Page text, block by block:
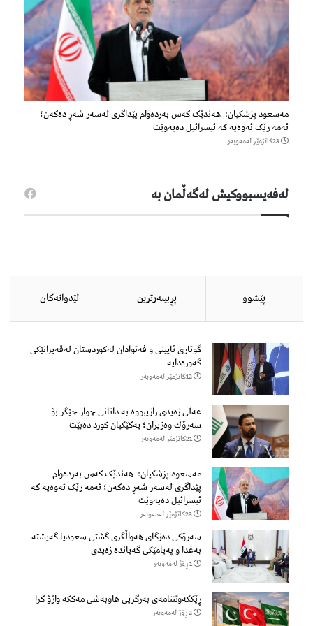
مەسعود پزشكیان: هەندێک کەس بەردەوام پێداگری لەسەر شەڕ دەكەن؛
ئەمە رێک ئەوەیە کە ئیسرائیل دەیەوێت
23كاتژمێر لەمەوبەر
لەفەیسبووكیش لەگەڵمان بە
پێشوو پڕبینەرترین لێدوانەكان
گوتاری ئایینی و فەتوادان لەکوردستان لەقەیرانێکی
گەورەدایە
12كاتژمێر لەمەوبەر
عەلی زەیدی رازیبووە بە دانانی چوار جێگر بۆ
سەرۆك وەزیران؛ یەكێكیان كورد دەبێت
21كاتژمێر لەمەوبەر
مەسعود پزشكیان: هەندێک کەس بەردەوام
پێداگری لەسەر شەڕ دەكەن؛ ئەمە رێک ئەوەیە کە
ئیسرائیل دەیەوێت
23كاتژمێر لەمەوبەر
سەرۆكی دەزگای هەواڵگری گشتی سعودیا گەیشتە
بەغدا و پەیامێكی گەیاندە زەیدی
1 ڕۆژ لەمەوبەر
ڕێککەوتتنامەی بەرگریی هاوبەشی مەککە واژۆ کرا
2 ڕۆژ لەمەوبەر